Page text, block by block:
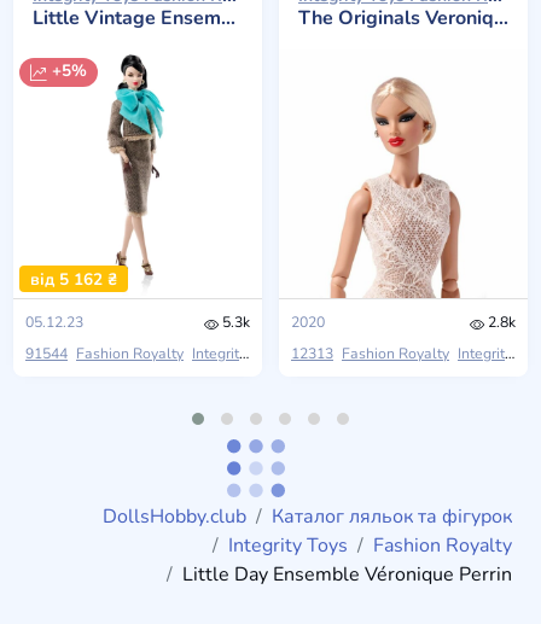
Little Vintage Ensemble Véronique Perrin
+5%
від 5 162 ₴
05.12.23
5.3k
91544 Fashion Royalty Integrity Toys The Moments
The Originals Veronique Perrin
2020
2.8k
12313 Fashion Royalty Integrity Toys
DollsHobby.club
Каталог ляльок та фігурок
Integrity Toys
Fashion Royalty
Little Day Ensemble Véronique Perrin